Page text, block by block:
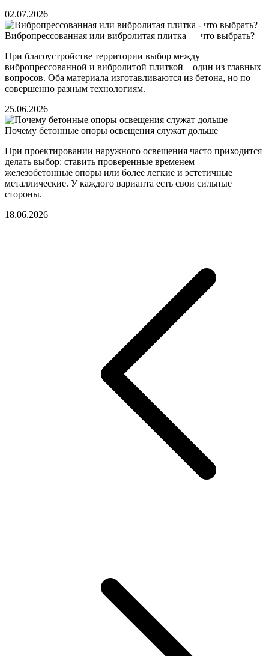
02.07.2026
Вибропрессованная или вибролитая плитка — что выбрать?
При благоустройстве территории выбор между
вибропрессованной и вибролитой плиткой – один из главных
вопросов. Оба материала изготавливаются из бетона, но по
совершенно разным технологиям.
25.06.2026
Почему бетонные опоры освещения служат дольше
При проектировании наружного освещения часто приходится
делать выбор: ставить проверенные временем
железобетонные опоры или более легкие и эстетичные
металлические. У каждого варианта есть свои сильные
стороны.
18.06.2026